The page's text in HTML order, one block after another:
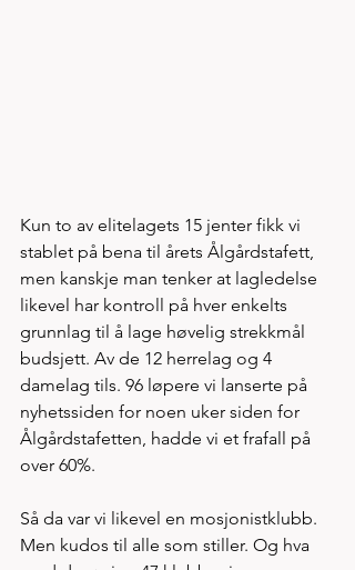
Kun to av elitelagets 15 jenter fikk vi
stablet på bena til årets Ålgårdstafett,
men kanskje man tenker at lagledelse
likevel har kontroll på hver enkelts
grunnlag til å lage høvelig strekkmål
budsjett. Av de 12 herrelag og 4
damelag tils. 96 løpere vi lanserte på
nyhetssiden for noen uker siden for
Ålgårdstafetten, hadde vi et frafall på
over 60%.
Så da var vi likevel en mosjonistklubb.
Men kudos til alle som stiller. Og hva